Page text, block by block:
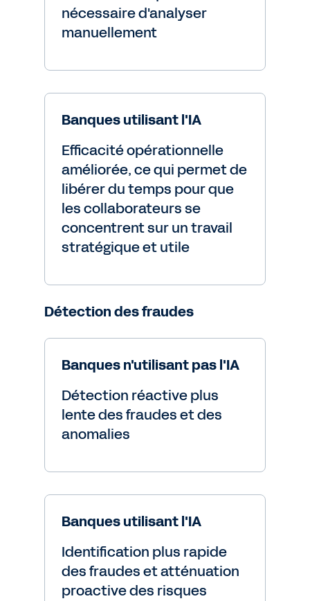
nécessaire d'analyser
manuellement
Banques utilisant l'IA
Efficacité opérationnelle
améliorée, ce qui permet de
libérer du temps pour que
les collaborateurs se
concentrent sur un travail
stratégique et utile
Détection des fraudes
Banques n'utilisant pas l'IA
Détection réactive plus
lente des fraudes et des
anomalies
Banques utilisant l'IA
Identification plus rapide
des fraudes et atténuation
proactive des risques